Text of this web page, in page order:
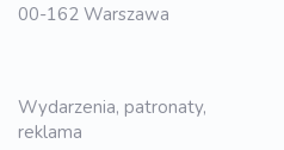
00-162 Warszawa
Wydarzenia, patronaty,
reklama